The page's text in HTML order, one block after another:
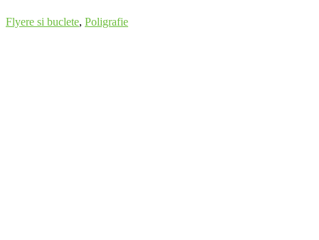
Flyere si buclete, Poligrafie